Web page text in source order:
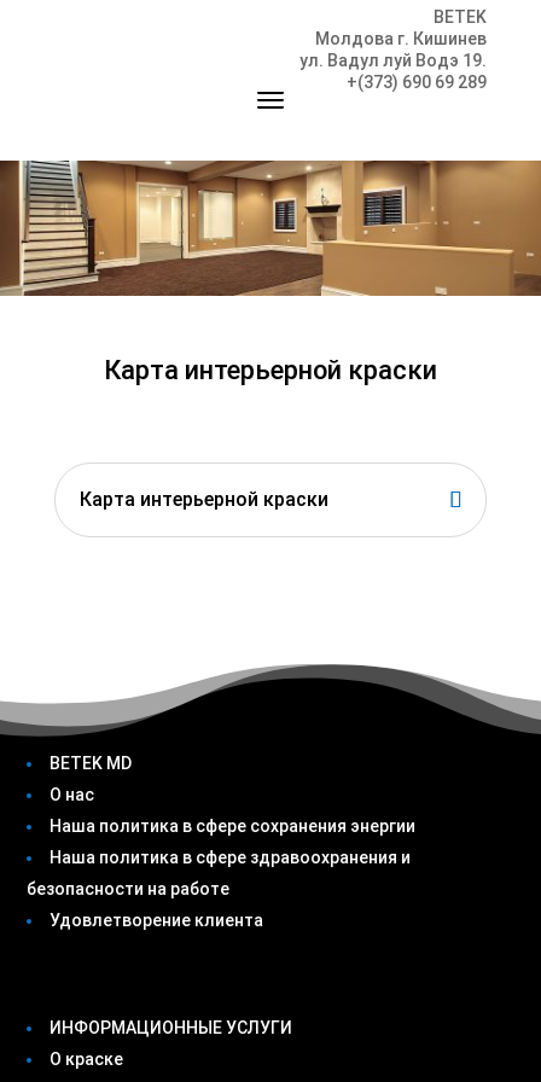
BETEK
Молдова г. Кишинев
ул. Вадул луй Водэ 19.
+(373) 690 69 289
Карта интерьерной краски
Карта интерьерной краски
BETEK MD
О нас
Наша политика в сфере сохранения энергии
Наша политика в сфере здравоохранения и
безопасности на работе
Удовлетворение клиента
ИНФОРМАЦИОННЫЕ УСЛУГИ
О краске